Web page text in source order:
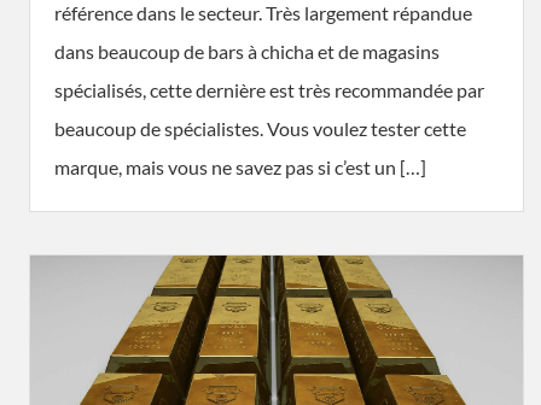
référence dans le secteur. Très largement répandue
dans beaucoup de bars à chicha et de magasins
spécialisés, cette dernière est très recommandée par
beaucoup de spécialistes. Vous voulez tester cette
marque, mais vous ne savez pas si c’est un […]